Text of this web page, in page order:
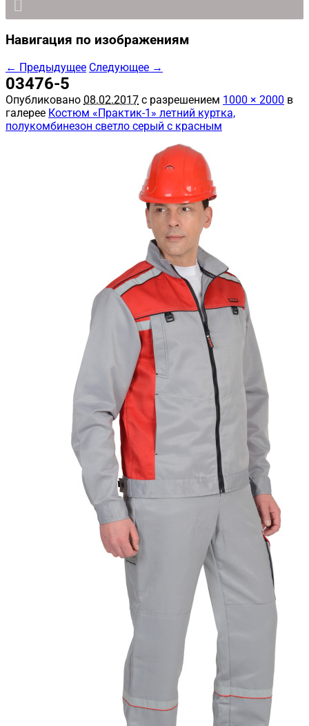
Навигация по изображениям
← Предыдущее Следующее →
03476-5
Опубликовано 08.02.2017 с разрешением 1000 × 2000 в
галерее Костюм «Практик-1» летний куртка,
полукомбинезон светло серый с красным